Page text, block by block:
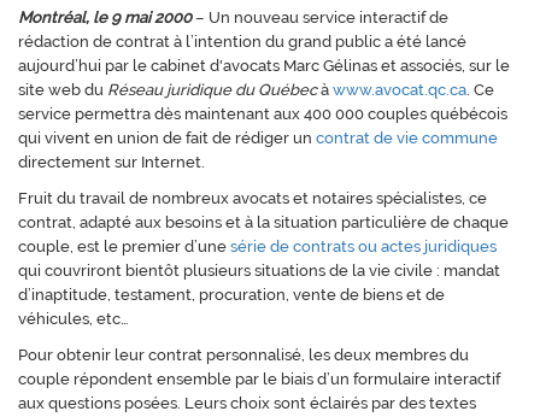
Montréal, le 9 mai 2000– Un nouveau service interactif de
rédaction de contrat à l’intention du grand public a été lancé
aujourd’hui par le cabinet d'avocats Marc Gélinas et associés, sur le
site web du Réseau juridique du Québecà www.avocat.qc.ca. Ce
service permettra dès maintenant aux 400 000 couples québécois
qui vivent en union de fait de rédiger un contrat de vie commune
directement sur Internet.
Fruit du travail de nombreux avocats et notaires spécialistes, ce
contrat, adapté aux besoins et à la situation particulière de chaque
couple, est le premier d’une série de contrats ou actes juridiques
qui couvriront bientôt plusieurs situations de la vie civile : mandat
d’inaptitude, testament, procuration, vente de biens et de
véhicules, etc…
Pour obtenir leur contrat personnalisé, les deux membres du
couple répondent ensemble par le biais d’un formulaire interactif
aux questions posées. Leurs choix sont éclairés par des textes